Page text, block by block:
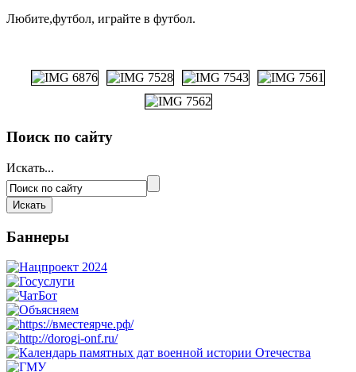
Любите,футбол, играйте в футбол.
Поиск по сайту
Искать...
Баннеры